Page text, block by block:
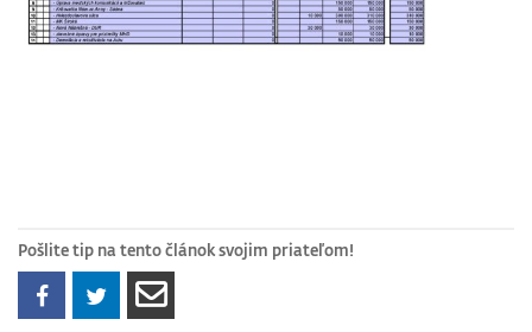
Pošlite tip na tento článok svojim priateľom!